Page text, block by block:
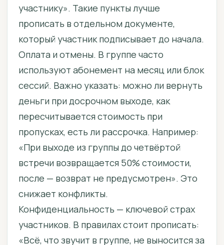
участнику». Такие пункты лучше
прописать в отдельном документе,
который участник подписывает до начала.
Оплата и отмены. В группе часто
используют абонемент на месяц или блок
сессий. Важно указать: можно ли вернуть
деньги при досрочном выходе, как
пересчитывается стоимость при
пропусках, есть ли рассрочка. Например:
«При выходе из группы до четвёртой
встречи возвращается 50% стоимости,
после — возврат не предусмотрен». Это
снижает конфликты.
Конфиденциальность — ключевой страх
участников. В правилах стоит прописать:
«Всё, что звучит в группе, не выносится за